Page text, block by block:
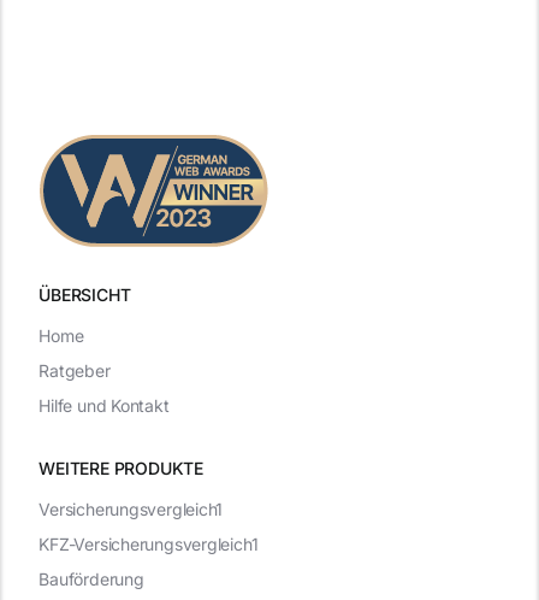
ÜBERSICHT
WEITERE PRODUKTE
Versicherungsvergleich1
KFZ-Versicherungsvergleich1
Bauförderung
Home
Ratgeber
Hilfe und Kontakt